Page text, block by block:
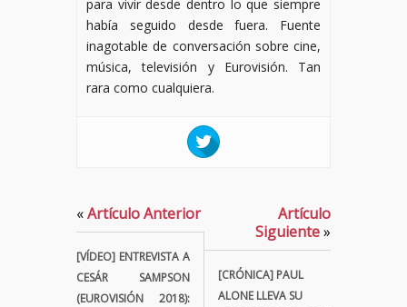
para vivir desde dentro lo que siempre
había seguido desde fuera. Fuente
inagotable de conversación sobre cine,
música, televisión y Eurovisión. Tan
rara como cualquiera.
«Artículo Anterior
[VÍDEO] ENTREVISTA A
CESÁR SAMPSON
(EUROVISIÓN 2018):
Artículo
Siguiente»
[CRÓNICA] PAUL
ALONE LLEVA SU